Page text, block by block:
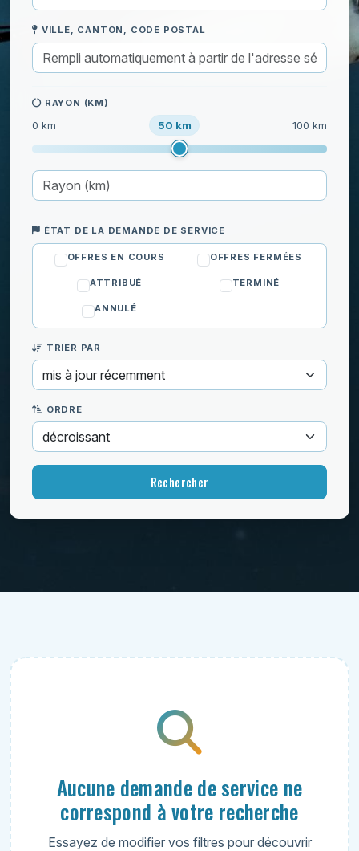
Serrurerie
Toiture et Extérieur
Démoussage de toiture
Nettoyage de gouttières
Réparation de volets roulants
Traitement de terrasse en bois
Cours particuliers
Déménagement
Enfants
Jardinage
VILLE, CANTON, CODE POSTAL
RAYON (KM)
0 km 50 km 100 km
ÉTAT DE LA DEMANDE DE SERVICE
OFFRES EN COURS OFFRES FERMÉES
ATTRIBUÉ TERMINÉ
ANNULÉ
TRIER PAR
ORDRE
Aucune demande de service ne
correspond à votre recherche
Essayez de modifier vos filtres pour découvrir